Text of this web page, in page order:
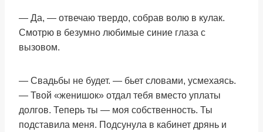
— Да, — отвечаю твердо, собрав волю в кулак.
Смотрю в безумно любимые синие глаза с
вызовом.
— Свадьбы не будет. — бьет словами, усмехаясь.
— Твой «женишок» отдал тебя вместо уплаты
долгов. Теперь ты — моя собственность. Ты
подставила меня. Подсунула в кабинет дрянь и